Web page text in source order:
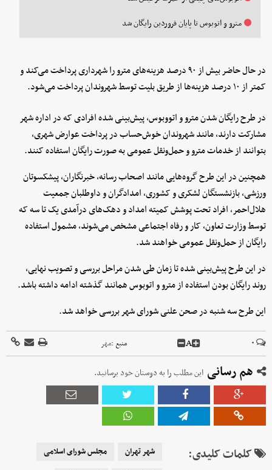
مترو و اتوبوس تا پایان فروردین رایگان شد
در حال حاضر بیش از ۹۰ درصد هزینه‌های مترو را شهرداری پرداخت می‌کند و
کمتر از ۱۰ درصد هزینه‌ها از طریق بلیت توسط شهروندان پرداخت می‌شود.
در طرح رایگان شدن مترو و اتووبوس، پیش‌بینی شده افرادی که در اداره شهر
مشارکت دارند، مانند شهروندان خوش‌حساب در پرداخت عوارض شهری،
بتوانند از خدمات مترو و حمل‌ونقل عمومی به صورت رایگان استفاده کنند.
همچنین در این طرح گروه‌هایی مانند اصحاب رسانه، خبرنگاران، پیشکسوتان
ورزشی، بازنشستگان لشکری و کشوری، امدادگران و داوطلبان جمعیت
هلال‌احمر، افراد تحت پوشش کمیته امداد و دهک‌های درآمدی یک تا سه که
توسط وزارت تعاون، کار و رفاه اجتماعی مشخص می‌شوند، مشمول استفاده
رایگان از حمل‌ونقل عمومی خواهند شد.
در این طرح پیش‌بینی شده تا زمان طی شدن مراحل بررسی و تصویب نهایی،
روند رایگان بودن استفاده از مترو و اتوبوس همانند گذشته ادامه داشته باشد.
این طرح سه ‌شنبه در صحن علنی شورای شهر بررسی خواهد شد.
۰ A منبع :مهر
هم رسانی این مطلب را به دوستان خود برسانید.
کلمات کلیدی: شهر تهران
مجلس شورای اسلامی